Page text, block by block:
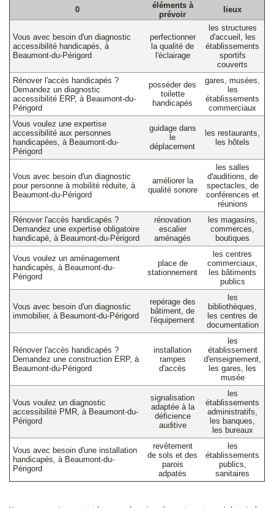
0
éléments à
prévoir
lieux
Vous avec besoin d'un diagnostic
accessibilité handicapés, à
Beaumont-du-Périgord
perfectionner
la qualité de
l'éclairage
les structures
d'accueil, les
établissements
sportifs
couverts
Rénover l'accès handicapés ?
Demandez un diagnostic
accessibilité ERP, à Beaumont-du-
Périgord
posséder des
toilette
handicapés
gares, musées,
les
établissements
commerciaux
Vous voulez une expertise
accessibilité aux personnes
handicapées, à Beaumont-du-
Périgord
guidage dans
le
déplacement
les restaurants,
les hôtels
Vous avec besoin d'un diagnostic
pour personne à mobilité réduite, à
Beaumont-du-Périgord
améliorer la
qualité sonore
les salles
d'auditions, de
spectacles, de
conférences et
réunions
Rénover l'accès handicapés ?
Demandez une expertise obligatoire
handicapé, à Beaumont-du-Périgord
rénovation
escalier
aménagés
les magasins,
commerces,
boutiques
Vous voulez un aménagement
handicapés, à Beaumont-du-
Périgord
place de
stationnement
les centres
commerciaux,
les bâtiments
publics
Vous avec besoin d'un diagnostic
immobilier, à Beaumont-du-Périgord
repérage des
bâtiment, de
l'équipement
les
bibliothèques,
les centres de
documentation
Rénover l'accès handicapés ?
Demandez une construction ERP, à
Beaumont-du-Périgord
installation
rampes
d'accès
les
établissement
d'enseignement,
les gares, les
musée
Vous voulez un diagnostic
accessibilité PMR, à Beaumont-du-
Périgord
signalisation
adaptée à la
déficience
auditive
les
établissements
administratifs,
les banques,
les bureaux
Vous avec besoin d'une installation
handicapés, à Beaumont-du-
Périgord
revêtement
de sols et des
parois
adpatés
les
établissements
publics,
sanitaires